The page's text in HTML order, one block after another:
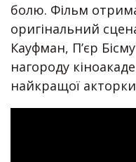
болю. Фільм
оригінальний
Кауфман, П’єр
нагороду
найкращої